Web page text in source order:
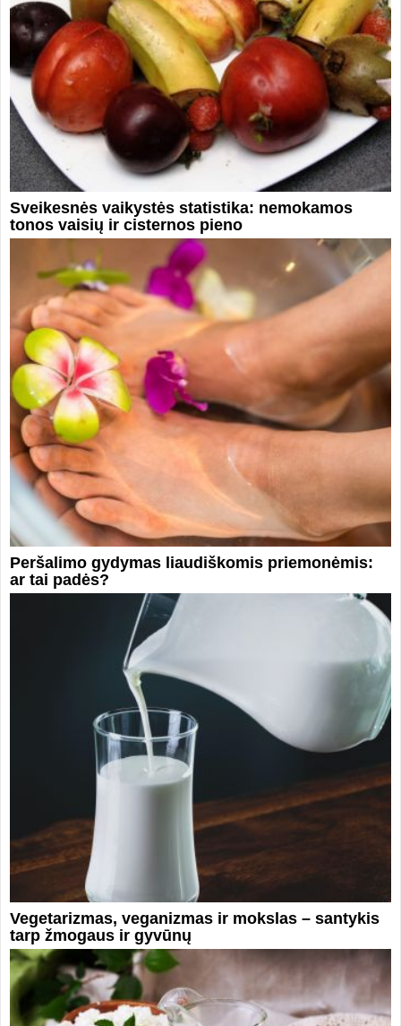
Sveikesnės vaikystės statistika: nemokamos
tonos vaisių ir cisternos pieno
Peršalimo gydymas liaudiškomis priemonėmis:
ar tai padės?
Vegetarizmas, veganizmas ir mokslas – santykis
tarp žmogaus ir gyvūnų